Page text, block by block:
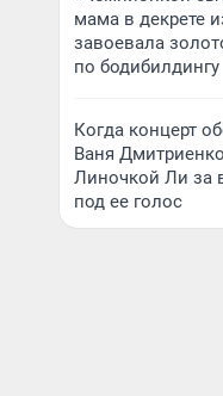
мама в декрете
завоевала
по бодибилдингу
Когда концерт
Ваня
Линочкой Ли за
под ее голос